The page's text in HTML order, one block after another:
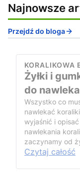
Najnowsze
Przejdź do bloga
KORALIKOWA
Żyłki i
do
Wszystko co
nawlekać
wyjaśnić i
nawlekania
zaczynamy od
Czytaj całość